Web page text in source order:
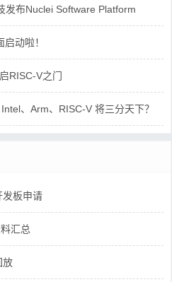
发布Nuclei Software Platform
动啦！
RISC-V之门
、Arm、RISC-V 将三分天下？
发板申请
汇总
放